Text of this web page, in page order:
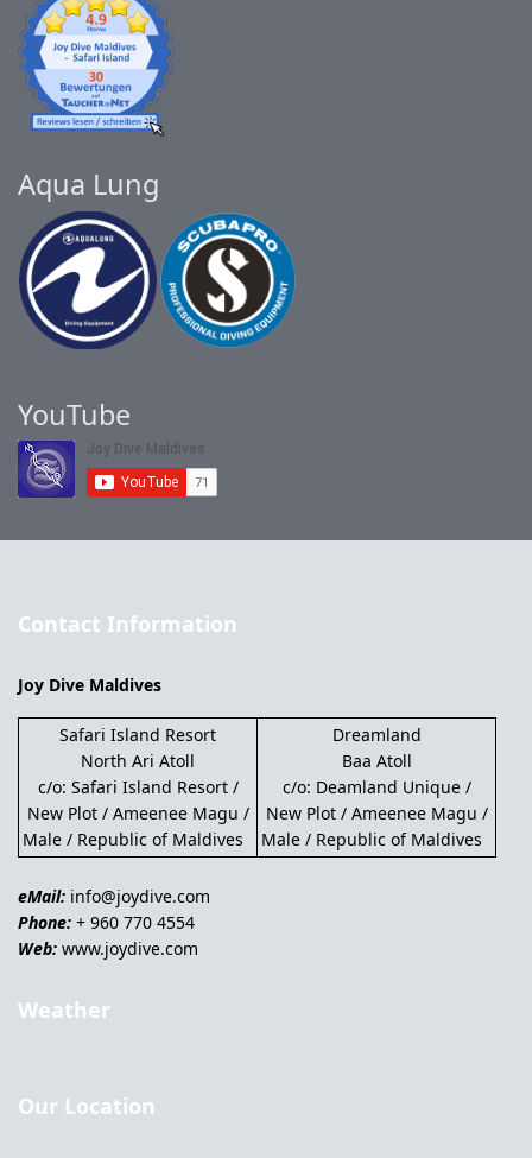
Aqua Lung
YouTube
Contact Information
Joy Dive Maldives
Safari Island Resort
North Ari Atoll
c/o: Safari Island Resort /
New Plot / Ameenee Magu /
Male / Republic of Maldives
Dreamland
Baa Atoll
c/o: Deamland Unique /
New Plot / Ameenee Magu /
Male / Republic of Maldives
eMail: info@joydive.com
Phone: + 960 770 4554
Web: www.joydive.com
Weather
Our Location